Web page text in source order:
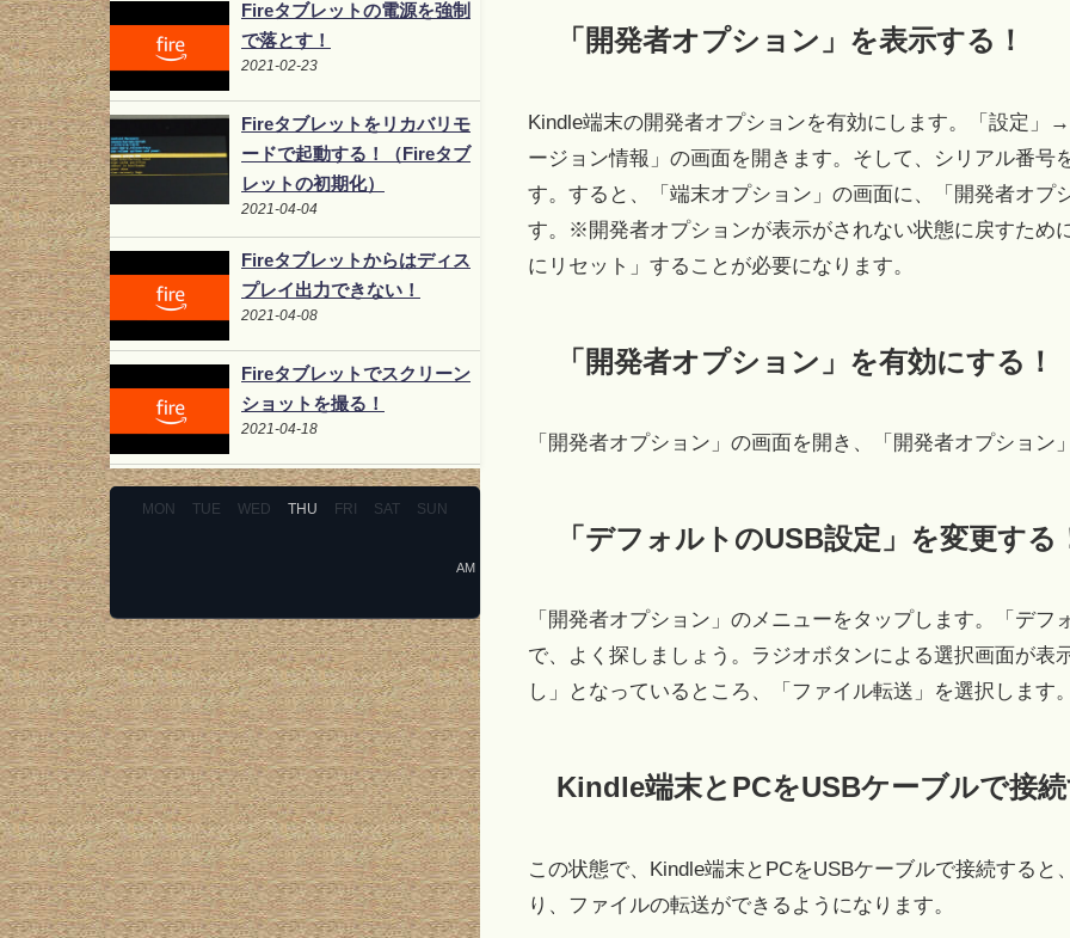
「開発者オプション」を表示する！
Kindle端末の開発者オプションを有効にします。「設定
ージョン情報」の画面を開きます。そして、シリアル番号
す。すると、「端末オプション」の画面に、「開発者オプ
す。※開発者オプションが表示がされない状態に戻すため
にリセット」することが必要になります。
「開発者オプション」を有効にする！
「開発者オプション」の画面を開き、「開発者オプション
「デフォルトのUSB設定」を変更する
「開発者オプション」のメニューをタップします。「デ
で、よく探しましょう。ラジオボタンによる選択画面が表
し」となっているところ、「ファイル転送」を選択します
Kindle端末とPCをUSBケーブルで接
この状態で、Kindle端末とPCをUSBケーブルで接続する
り、ファイルの転送ができるようになります。
Fireタブレットの電源を強制
で落とす！
2021-02-23
Fireタブレットをリカバリモ
ードで起動する！（Fireタブ
レットの初期化）
2021-04-04
Fireタブレットからはディス
プレイ出力できない！
2021-04-08
Fireタブレットでスクリーン
ショットを撮る！
2021-04-18
MON TUE WED THU FRI SAT SUN
AM